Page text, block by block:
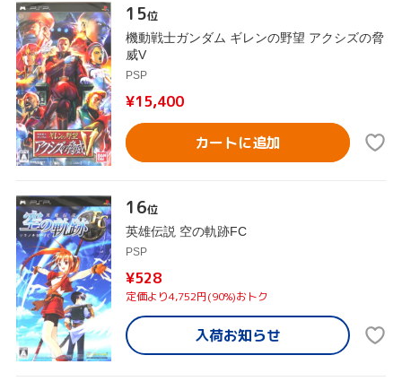
15位
機動戦士ガンダム ギレンの野望 アクシズの脅
威V
PSP
¥15,400
カートに追加
16位
英雄伝説 空の軌跡FC
PSP
¥528
定価より4,752円(90%)おトク
入荷お知らせ